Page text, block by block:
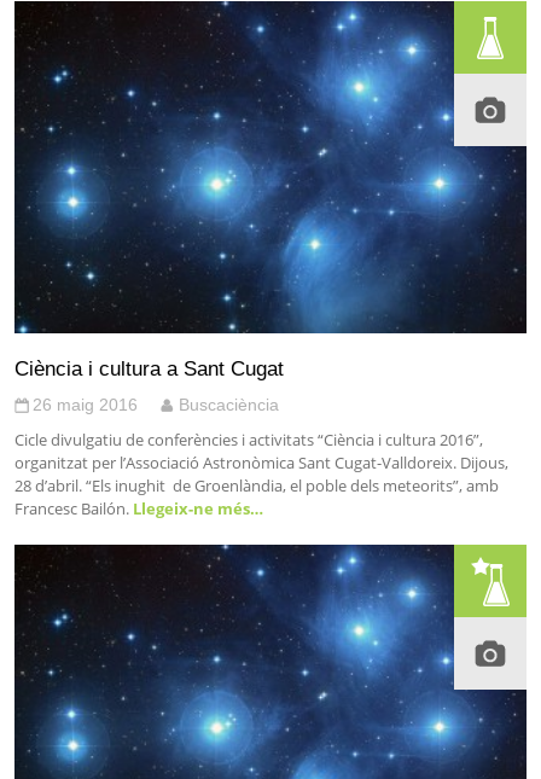
Ciència i cultura a Sant Cugat
26 maig 2016 Buscaciència
Cicle divulgatiu de conferències i activitats “Ciència i cultura 2016”,
organitzat per l’Associació Astronòmica Sant Cugat-Valldoreix. Dijous,
28 d’abril. “Els inughit de Groenlàndia, el poble dels meteorits”, amb
Francesc Bailón. Llegeix-ne més…